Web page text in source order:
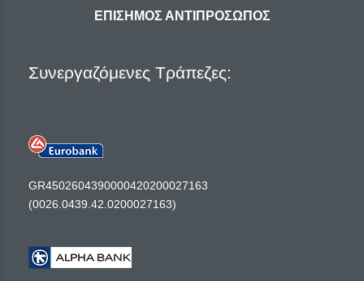
ΕΠΙΣΗΜΟΣ ΑΝΤΙΠΡΟΣΩΠΟΣ
Συνεργαζόμενες Τράπεζες:
GR4502604390000420200027163
(0026.0439.42.0200027163)